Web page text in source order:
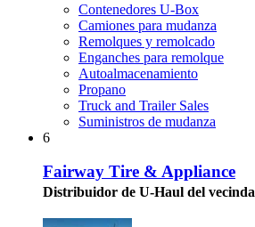
Contenedores U-Box
Camiones para mudanza
Remolques y remolcado
Enganches para remolque
Autoalmacenamiento
Propano
Truck and Trailer Sales
Suministros de mudanza
6
Fairway Tire & Appliance
Distribuidor de U-Haul del